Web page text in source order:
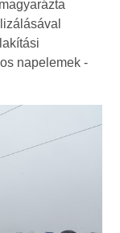
napelemek -